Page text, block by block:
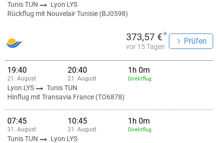
Tunis TUN
Lyon LYS
Rückflug mit Nouvelair Tunisie (BJ0598)
373,57 €*
vor 15 Tagen
Prüfen
19:40
21. August
20:40
21. August
1h 0m
Direktflug
Lyon LYS
Tunis TUN
Hinflug mit Transavia France (TO6878)
07:45
31. August
10:45
31. August
1h 0m
Direktflug
Tunis TUN
Lyon LYS